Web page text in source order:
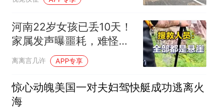
河南22岁女孩已丢10天！
家属发声曝噩耗，难怪搜
救犬也闻不到气味
离离言几许 APP专享
惊心动魄美国一对夫妇驾快艇成功逃离火
海